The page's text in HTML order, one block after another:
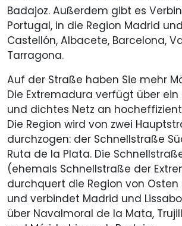
Badajoz. Außerdem gibt es
Portugal, in die Region Madrid
Castellón, Albacete, Barcelona,
Tarragona.
Auf der Straße haben Sie mehr
Die Extremadura verfügt über
und dichtes Netz an
Die Region wird von zwei
durchzogen: der Schnellstraße
Ruta de la Plata. Die
(ehemals Schnellstraße der
durchquert die Region von
und verbindet Madrid und
über Navalmoral de la Mata,